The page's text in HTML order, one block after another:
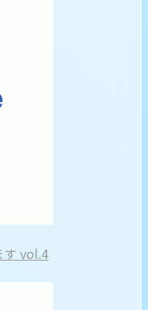
す vol.4